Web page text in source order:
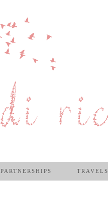
PARTNERSHIPS TRAVELS